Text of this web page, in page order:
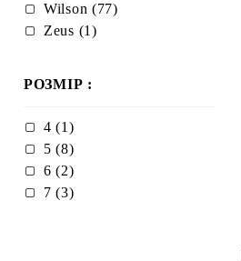
Wilson (77)
Zeus (1)
РОЗМІР :
4 (1)
5 (8)
6 (2)
7 (3)